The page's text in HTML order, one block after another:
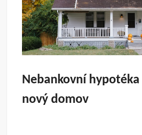
Nebankovní hypotéka
nový domov